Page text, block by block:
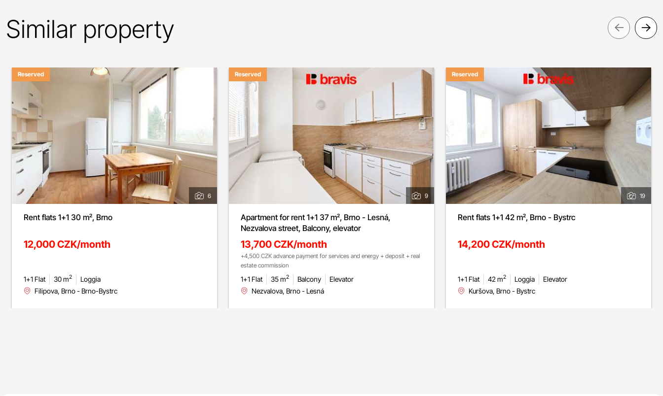
Similar property
Reserved
6
Rent flats 1+1 30 m², Brno
12,000 CZK/month
1+1 Flat 30 m2
Loggia
Filipova, Brno - Brno-Bystrc
Reserved
9
Apartment for rent 1+1 37 m², Brno - Lesná,
Nezvalova street, Balcony, elevator
13,700 CZK/month
+4,500 CZK advance payment for services and energy + deposit + real
estate commission
1+1 Flat 35 m2 Balcony
Elevator
Nezvalova, Brno - Lesná
Reserved
19
Rent flats 1+1 42 m², Brno - Bystrc
14,200 CZK/month
1+1 Flat 42 m2 Loggia
Elevator
Kuršova, Brno - Bystrc